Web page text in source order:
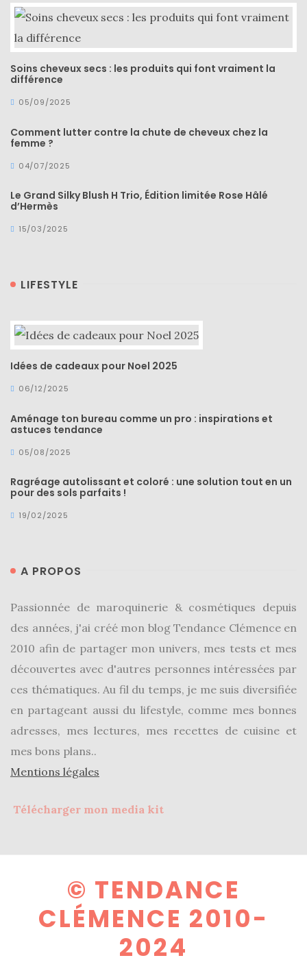
Soins cheveux secs : les produits qui font vraiment la
différence
05/09/2025
Comment lutter contre la chute de cheveux chez la
femme ?
04/07/2025
Le Grand Silky Blush H Trio, Édition limitée Rose Hâlé
d’Hermès
15/03/2025
LIFESTYLE
Idées de cadeaux pour Noel 2025
06/12/2025
Aménage ton bureau comme un pro : inspirations et
astuces tendance
05/08/2025
Ragréage autolissant et coloré : une solution tout en un
pour des sols parfaits !
19/02/2025
A PROPOS
Passionnée de maroquinerie & cosmétiques depuis
des années, j'ai créé mon blog Tendance Clémence en
2010 afin de partager mon univers, mes tests et mes
découvertes avec d'autres personnes intéressées par
ces thématiques. Au fil du temps, je me suis diversifiée
en partageant aussi du lifestyle, comme mes bonnes
adresses, mes lectures, mes recettes de cuisine et
mes bons plans..
Mentions légales
Télécharger mon media kit
© TENDANCE
CLÉMENCE 2010-
2024